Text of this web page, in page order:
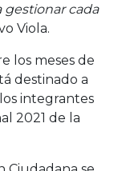
gestionar cada
Viola.
los meses de
destinado a
integrantes
2021 de la